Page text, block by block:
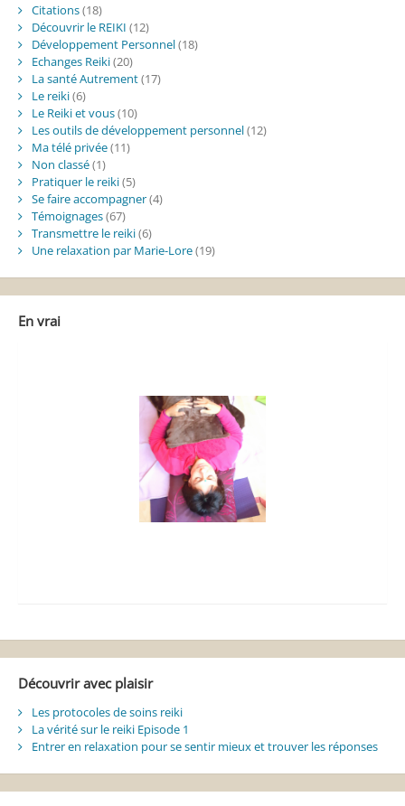
Citations(18)
Découvrir le REIKI (12)
Développement Personnel(18)
Echanges Reiki(20)
La santé Autrement(17)
Le reiki(6)
Le Reiki et vous(10)
Les outils de développement personnel(12)
Ma télé privée(11)
Non classé(1)
Pratiquer le reiki(5)
Se faire accompagner(4)
Témoignages(67)
Transmettre le reiki(6)
Une relaxation par Marie-Lore(19)
En vrai
Découvrir avec plaisir
Les protocoles de soins reiki
La vérité sur le reiki Episode 1
Entrer en relaxation pour se sentir mieux et trouver les réponses